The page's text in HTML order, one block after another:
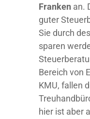
Franken an.
guter
Sie durch
sparen
Bereich von
KMU, fallen
hier ist aber